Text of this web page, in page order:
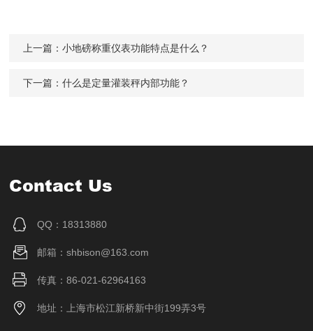
上一篇：小地磅称重仪表功能特点是什么？
下一篇：什么是定量灌装秤内部功能？
Contact Us
QQ：18313880
邮箱：shbison@163.com
传真：86-021-62964163
地址：上海市松江新桥新中街199弄3号